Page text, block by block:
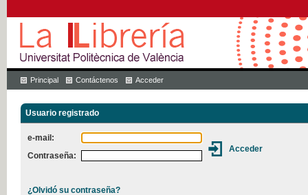
Principal Contáctenos Acceder
Usuario registrado
e-mail:
Contraseña:
¿Olvidó su contraseña?